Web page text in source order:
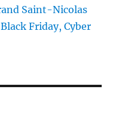
Saint-Nicolas
Black Friday, Cyber